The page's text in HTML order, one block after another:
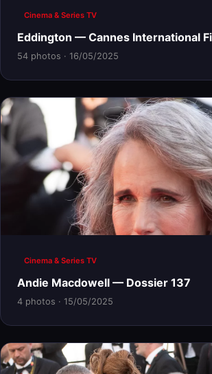
Cinema & Series TV
Eddington — Cannes International
54 photos · 16/05/2025
Cinema & Series TV
Andie Macdowell — Dossier 137
4 photos · 15/05/2025